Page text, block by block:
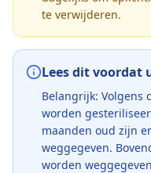
te verwijderen.
Lees dit voordat
Belangrijk: Volgens
worden
maanden oud zijn
weggegeven.
worden